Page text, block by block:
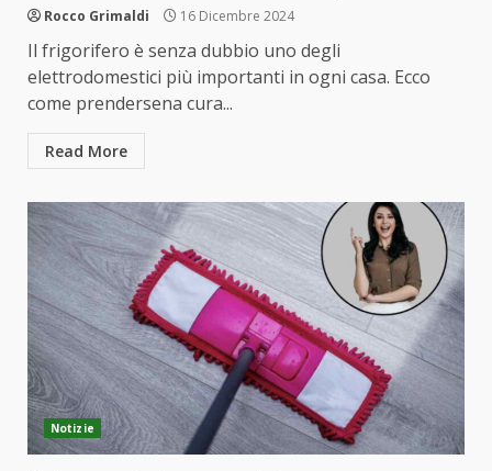
Rocco Grimaldi 16 Dicembre 2024
Il frigorifero è senza dubbio uno degli
elettrodomestici più importanti in ogni casa. Ecco
come prendersena cura...
Read More
Notizie